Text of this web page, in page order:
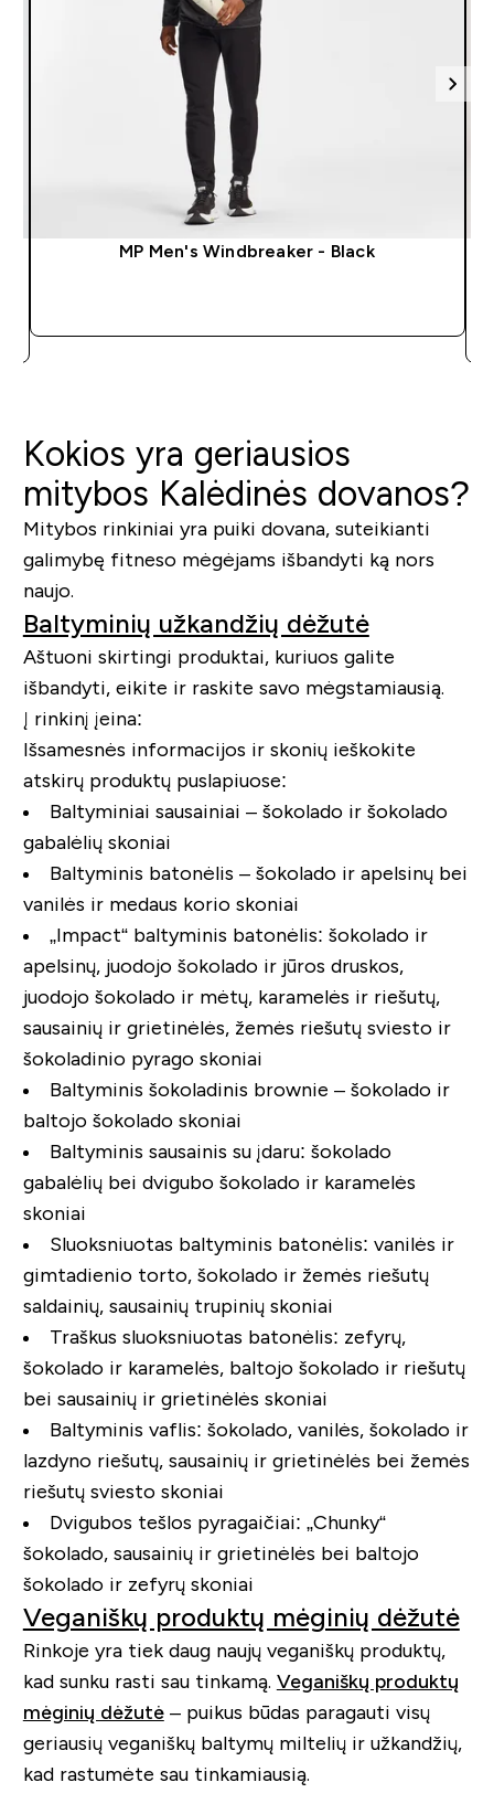
MP Men's Windbreaker - Black
Kokios yra geriausios
mitybos Kalėdinės dovanos?
Mitybos rinkiniai yra puiki dovana, suteikianti
galimybę fitneso mėgėjams išbandyti ką nors
naujo.
Baltyminių užkandžių dėžutė
Aštuoni skirtingi produktai, kuriuos galite
išbandyti, eikite ir raskite savo mėgstamiausią.
Į rinkinį įeina:
Išsamesnės informacijos ir skonių ieškokite
atskirų produktų puslapiuose:
Baltyminiai sausainiai – šokolado ir šokolado
gabalėlių skoniai
Baltyminis batonėlis – šokolado ir apelsinų bei
vanilės ir medaus korio skoniai
„Impact“ baltyminis batonėlis: šokolado ir
apelsinų, juodojo šokolado ir jūros druskos,
juodojo šokolado ir mėtų, karamelės ir riešutų,
sausainių ir grietinėlės, žemės riešutų sviesto ir
šokoladinio pyrago skoniai
Baltyminis šokoladinis brownie – šokolado ir
baltojo šokolado skoniai
Baltyminis sausainis su įdaru: šokolado
gabalėlių bei dvigubo šokolado ir karamelės
skoniai
Sluoksniuotas baltyminis batonėlis: vanilės ir
gimtadienio torto, šokolado ir žemės riešutų
saldainių, sausainių trupinių skoniai
Traškus sluoksniuotas batonėlis: zefyrų,
šokolado ir karamelės, baltojo šokolado ir riešutų
bei sausainių ir grietinėlės skoniai
Baltyminis vaflis: šokolado, vanilės, šokolado ir
lazdyno riešutų, sausainių ir grietinėlės bei žemės
riešutų sviesto skoniai
Dvigubos tešlos pyragaičiai: „Chunky“
šokolado, sausainių ir grietinėlės bei baltojo
šokolado ir zefyrų skoniai
Veganiškų produktų mėginių dėžutė
Rinkoje yra tiek daug naujų veganiškų produktų,
kad sunku rasti sau tinkamą. Veganiškų produktų
mėginių dėžutė– puikus būdas paragauti visų
geriausių veganiškų baltymų miltelių ir užkandžių,
kad rastumėte sau tinkamiausią.